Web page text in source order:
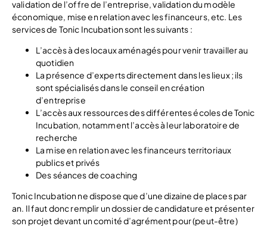
validation de l’offre de l’entreprise, validation du modèle
économique, mise en relation avec les financeurs, etc. Les
services de Tonic Incubation sont les suivants :
L’accès à des locaux aménagés pour venir travailler au
quotidien
La présence d’experts directement dans les lieux ; ils
sont spécialisés dans le conseil en création
d’entreprise
L’accès aux ressources des différentes écoles de Tonic
Incubation, notamment l’accès à leur laboratoire de
recherche
La mise en relation avec les financeurs territoriaux
publics et privés
Des séances de coaching
Tonic Incubation ne dispose que d’une dizaine de places par
an. Il faut donc remplir un dossier de candidature et présenter
son projet devant un comité d’agrément pour (peut-être)